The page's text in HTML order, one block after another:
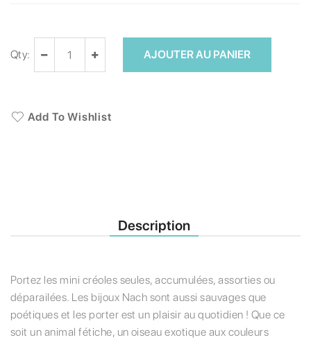
Qty: AJOUTER AU PANIER
Add To Wishlist
Description
Portez les mini créoles seules, accumulées, assorties ou
déparailées. Les bijoux Nach sont aussi sauvages que
poétiques et les porter est un plaisir au quotidien ! Que ce
soit un animal fétiche, un oiseau exotique aux couleurs